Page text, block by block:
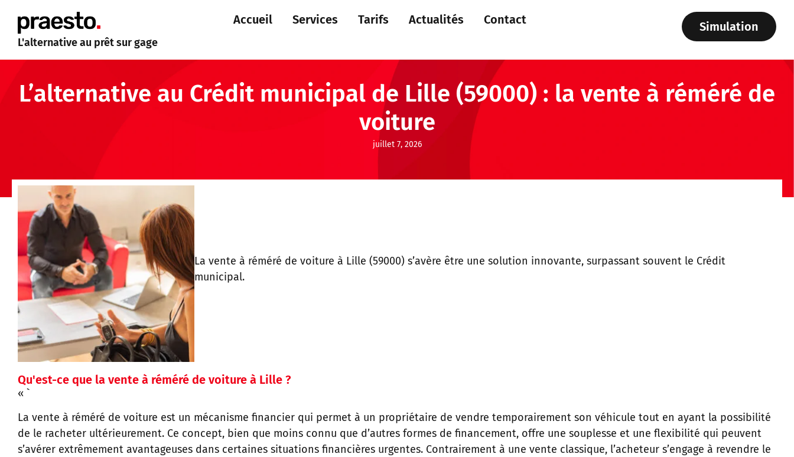
L'alternative au prêt sur gage
Accueil Services Tarifs Actualités Contact Simulation
L’alternative au Crédit municipal de Lille (59000) : la vente à réméré de
voiture
juillet 7, 2026
La vente à réméré de voiture à Lille (59000) s’avère être une solution innovante, surpassant souvent le Crédit
municipal.
Qu'est-ce que la vente à réméré de voiture à Lille ?
« `
La vente à réméré de voiture est un mécanisme financier qui permet à un propriétaire de vendre temporairement son véhicule tout en ayant la possibilité
de le racheter ultérieurement. Ce concept, bien que moins connu que d’autres formes de financement, offre une souplesse et une flexibilité qui peuvent
s’avérer extrêmement avantageuses dans certaines situations financières urgentes. Contrairement à une vente classique, l’acheteur s’engage à revendre le